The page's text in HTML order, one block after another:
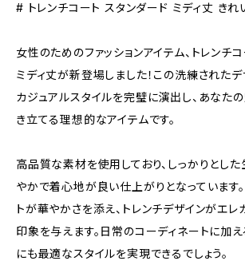
# トレンチコート スタンダード ミディ丈 きれ
女性のためのファッションアイテム、トレンチ
ミディ丈が新登場しました！この洗練されたデ
カジュアルスタイルを完璧に演出し、あなた
き立てる理想的なアイテムです。
高品質な素材を使用しており、しっかりとし
やかで着心地が良い仕上がりとなっています
トが華やかさを添え、トレンチデザインがエレ
印象を与えます。日常のコーディネートに加え
にも最適なスタイルを実現できるでしょう。